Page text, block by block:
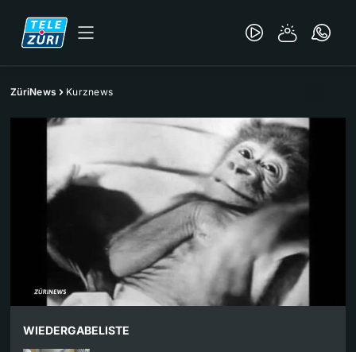
ZüriNews Kurznews
WIEDERGABELISTE